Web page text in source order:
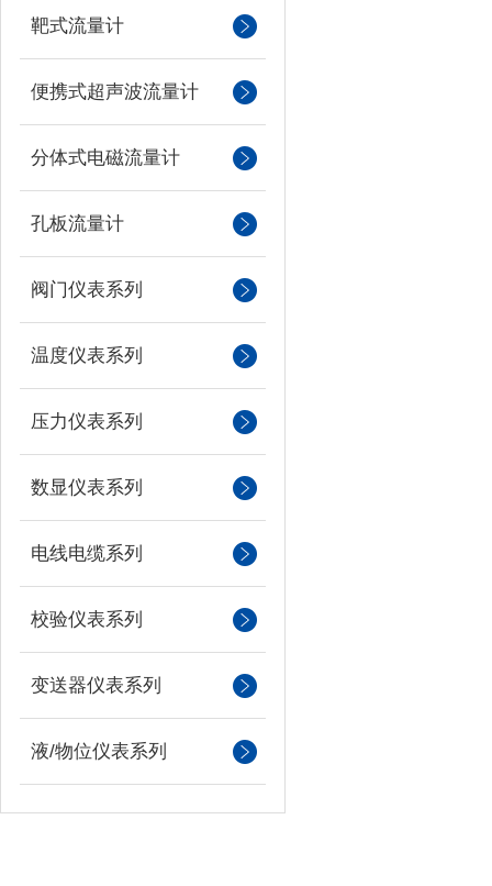
靶式流量计
便携式超声波流量计
分体式电磁流量计
孔板流量计
阀门仪表系列
温度仪表系列
压力仪表系列
数显仪表系列
电线电缆系列
校验仪表系列
变送器仪表系列
液/物位仪表系列